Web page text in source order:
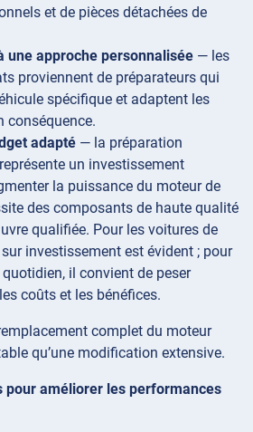
et de pièces détachées de
une approche personnalisée — les
proviennent de préparateurs qui
spécifique et adaptent les
conséquence.
adapté — la préparation
un investissement
la puissance du moteur de
des composants de haute qualité
qualifiée. Pour les voitures de
investissement est évident ; pour
il convient de peser
coûts et les bénéfices.
complet du moteur
qu’une modification extensive.
pour améliorer les performances